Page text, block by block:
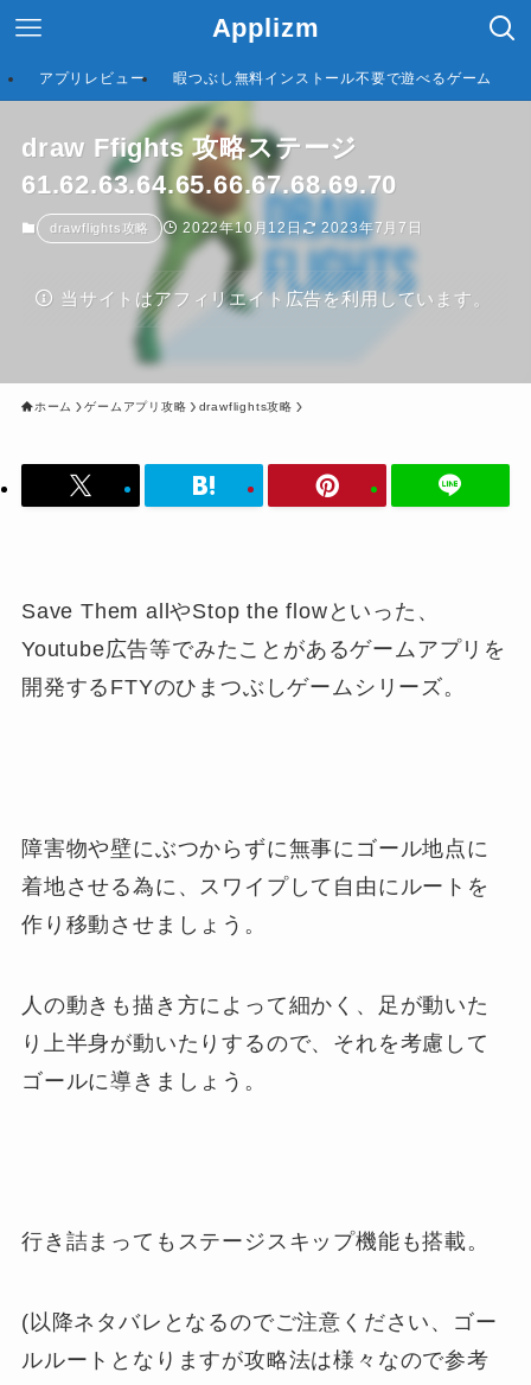
Applizm
アプリレビュー 暇つぶし無料インストール不要で遊べるゲーム
draw Ffights 攻略ステージ
61.62.63.64.65.66.67.68.69.70
drawflights攻略 2022年10月12日 2023年7月7日
当サイトはアフィリエイト広告を利用しています。
ホーム ゲームアプリ攻略 drawflights攻略
Save Them allやStop the flowといった、
Youtube広告等でみたことがあるゲームアプリを
開発するFTYのひまつぶしゲームシリーズ。
障害物や壁にぶつからずに無事にゴール地点に
着地させる為に、スワイプして自由にルートを
作り移動させましょう。
人の動きも描き方によって細かく、足が動いた
り上半身が動いたりするので、それを考慮して
ゴールに導きましょう。
行き詰まってもステージスキップ機能も搭載。
(以降ネタバレとなるのでご注意ください、ゴー
ルルートとなりますが攻略法は様々なので参考